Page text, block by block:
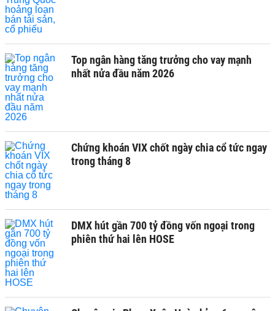
Top ngân hàng tăng trưởng cho vay mạnh
nhất nửa đầu năm 2026
Chứng khoán VIX chốt ngày chia cổ tức ngay
trong tháng 8
DMX hút gần 700 tỷ đồng vốn ngoại trong
phiên thứ hai lên HOSE